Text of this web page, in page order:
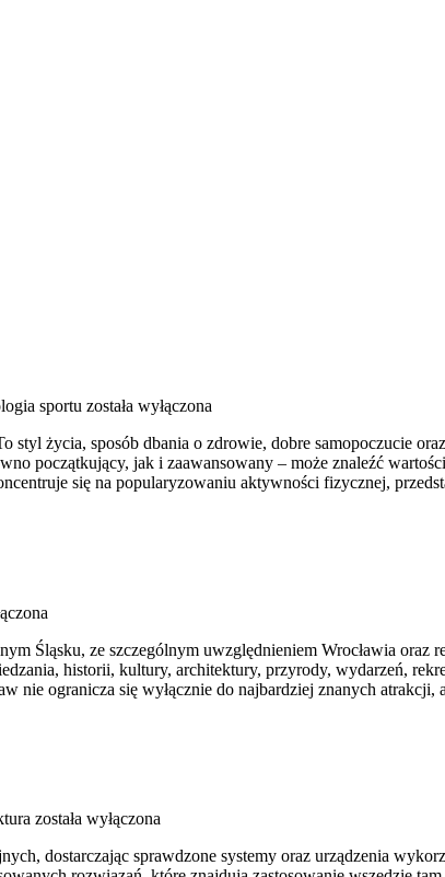
sportu została wyłączona
życia, sposób dbania o zdrowie, dobre samopoczucie
początkujący, jak i zaawansowany – może znaleźć
się na popularyzowaniu aktywności fizycznej,
Śląsku, ze szczególnym uwzględnieniem Wrocławia
historii, kultury, architektury, przyrody, wydarzeń,
nie ogranicza się wyłącznie do najbardziej znanych
została wyłączona
dostarczając sprawdzone systemy oraz urządzenia